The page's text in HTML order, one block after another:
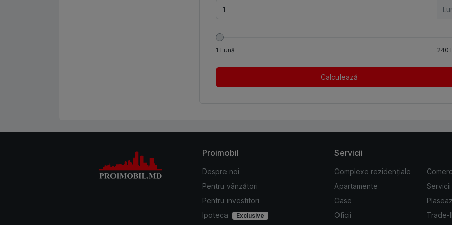
1 Lună 240
Calculează
Proimobil
Despre noi
Pentru vânzători
Pentru investitori
Ipoteca
Exclusive
Servicii
Complexe rezidențiale
Apartamente
Case
Oficii
Servicii
Trade-